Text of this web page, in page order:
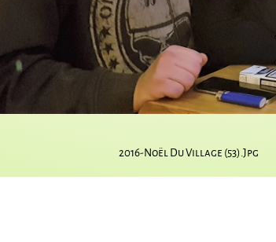
2016-Noël Du Village (53).jpg